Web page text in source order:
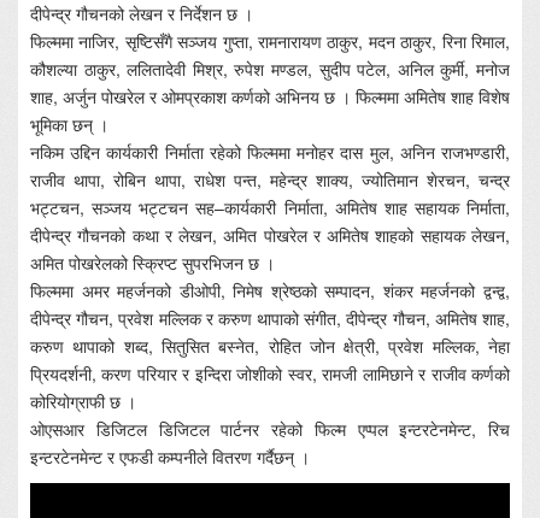
दीपेन्द्र गौचनको लेखन र निर्देशन छ ।
फिल्ममा नाजिर, सृष्टिसँगै सञ्जय गुप्ता, रामनारायण ठाकुर, मदन ठाकुर, रिना रिमाल,
कौशल्या ठाकुर, ललितादेवी मिश्र, रुपेश मण्डल, सुदीप पटेल, अनिल कुर्मी, मनोज
शाह, अर्जुन पोखरेल र ओमप्रकाश कर्णको अभिनय छ । फिल्ममा अमितेष शाह विशेष
भूमिका छन् ।
नकिम उद्दिन कार्यकारी निर्माता रहेको फिल्ममा मनोहर दास मुल, अनिन राजभण्डारी,
राजीव थापा, रोबिन थापा, राधेश पन्त, महेन्द्र शाक्य, ज्योतिमान शेरचन, चन्द्र
भट्टचन, सञ्जय भट्टचन सह–कार्यकारी निर्माता, अमितेष शाह सहायक निर्माता,
दीपेन्द्र गौचनको कथा र लेखन, अमित पोखरेल र अमितेष शाहको सहायक लेखन,
अमित पोखरेलको स्क्रिप्ट सुपरभिजन छ ।
फिल्ममा अमर महर्जनको डीओपी, निमेष श्रेष्ठको सम्पादन, शंकर महर्जनको द्वन्द्व,
दीपेन्द्र गौचन, प्रवेश मल्लिक र करुण थापाको संगीत, दीपेन्द्र गौचन, अमितेष शाह,
करुण थापाको शब्द, सितुसित बस्नेत, रोहित जोन क्षेत्री, प्रवेश मल्लिक, नेहा
प्रियदर्शनी, करण परियार र इन्दिरा जोशीको स्वर, रामजी लामिछाने र राजीव कर्णको
कोरियोग्राफी छ ।
ओएसआर डिजिटल डिजिटल पार्टनर रहेको फिल्म एप्पल इन्टरटेनमेन्ट, रिच
इन्टरटेनमेन्ट र एफडी कम्पनीले वितरण गर्दैछन् ।